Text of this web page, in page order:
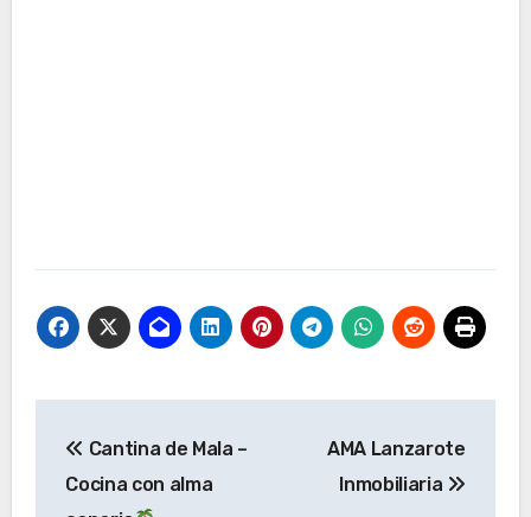
de
Cantina de Mala –
Cocina con alma
AMA Lanzarote
Inmobiliaria